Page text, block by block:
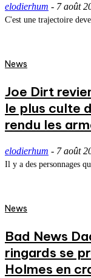
elodierhum - 7 août
C'est une trajectoire
News
Joe Dirt
le plus culte
rendu les
elodierhum - 7 août
Il y a des personnages
News
Bad News
ringards se
Holmes en